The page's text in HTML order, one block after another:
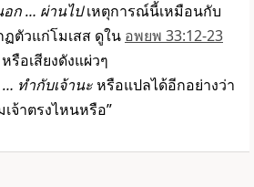
ก … ผ่านไปเหตุการณ์นี้เหมือนกับ
ตัวแก่โมเสส ดูใน อพยพ 33:12-23
รือเสียงดังแผ่วๆ
ทำกับเจ้านะหรือแปลได้อีกอย่างว่า
เจ้าตรงไหนหรือ”